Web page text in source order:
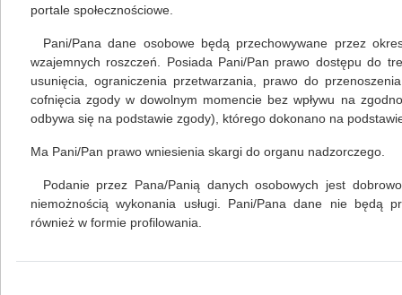
Na skróty
Kalendarium 2026
Biblioteka Centralna
Kalendarium 2018
portale społecznościowe.
Pani/Pana dane osobowe będą przechowywane przez
wzajemnych roszczeń. Posiada Pani/Pan prawo dostępu do
usunięcia, ograniczenia przetwarzania, prawo do
cofnięcia zgody w dowolnym momencie bez wpływu na
odbywa się na podstawie zgody), którego dokonano na
Ma Pani/Pan prawo wniesienia skargi do organu nadzorczego.
Podanie przez Pana/Panią danych osobowych jest
niemożnością wykonania usługi. Pani/Pana dane nie będą
również w formie profilowania.